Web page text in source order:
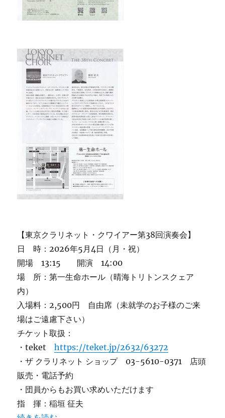
【東京クラリネット・クワイアー第38回演奏会】
日 時：2026年5月4日（月・祝）
開場 13:15 開演 14:00
場 所：第一生命ホール（晴海トリトンスクェア
内）
入場料：2,500円 自由席（未就学のお子様のご来
場はご遠慮下さい）
チケット取扱：
・tekethttps://teket.jp/2632/63272
・ザ クラリネット ショップ 03-5610-0371 店頭
販売・電話予約
・団員からもお買い求めいただけます
指 揮：稲垣 征夫